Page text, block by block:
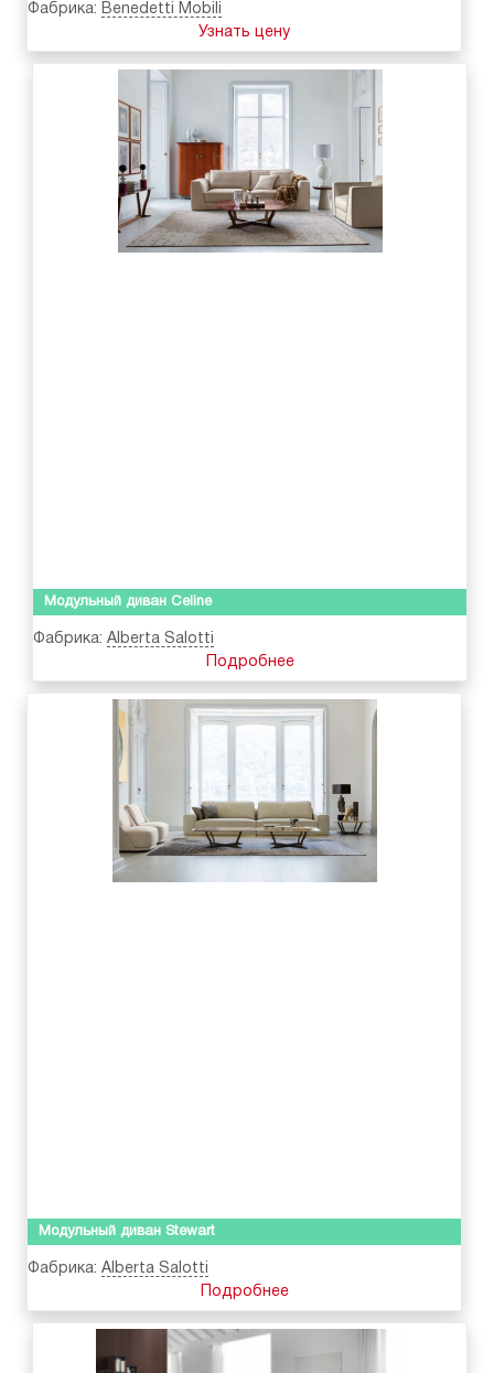
Фабрика: Benedetti Mobili
Узнать цену
Модульный диван Celine
Фабрика: Alberta Salotti
Подробнее
Модульный диван Stewart
Фабрика: Alberta Salotti
Подробнее